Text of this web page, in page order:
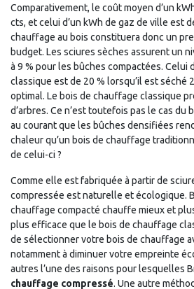
Comparativement, le coût moyen d’un
cts, et celui d’un kWh de gaz de ville est
chauffage au bois constituera donc un
budget. Les sciures sèches assurent un
à 9 % pour les bûches compactées. Celui
classique est de 20 % lorsqu’il est séché
optimal. Le bois de chauffage classique
d’arbres. Ce n’est toutefois pas le cas du
au courant que les bûches densifiées
chaleur qu’un bois de chauffage
de celui-ci ?
Comme elle est fabriquée à partir de
compressée est naturelle et écologique.
chauffage compacté chauffe mieux et
plus efficace que le bois de chauffage
de sélectionner votre bois de chauffage
notamment à diminuer votre empreinte
autres l’une des raisons pour lesquelles
chauffage compressé. Une autre